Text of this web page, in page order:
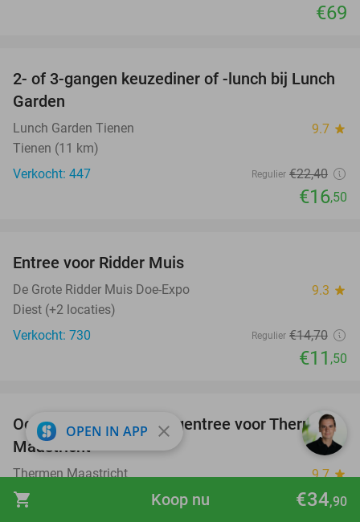
shopping_cart €34,90
Koop nu
€69
26%
2- of 3-gangen keuzediner of -lunch bij Lunch
Garden
Lunch Garden Tienen 9.7 star
Tienen (11 km)
Verkocht: 447
Regulier €22,40
€16,50
Entree voor Ridder Muis
De Grote Ridder Muis Doe-Expo 9.3 star
Diest (+2 locaties)
Verkocht: 730
Regulier €14,70
€11 ,50
25%
Ochtend-, avond- of dagentree voor Thermen
Maastricht
Thermen Maastricht 9.7star
Maastricht
OPEN IN APP close